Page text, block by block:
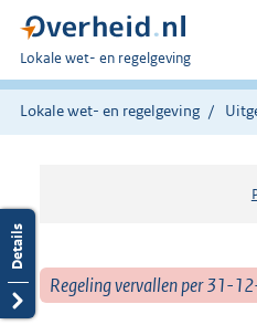
U
bent
hier:
Lokale wet- en regelgeving
Lokale wet- en regelgeving
Regeling vervallen per 31-